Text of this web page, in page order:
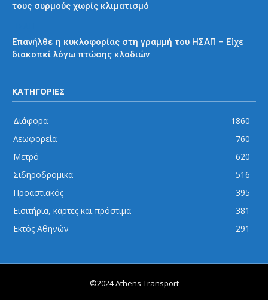
τους συρμούς χωρίς κλιματισμό
Επανήλθε η κυκλοφορίας στη γραμμή του ΗΣΑΠ – Είχε
διακοπεί λόγω πτώσης κλαδιών
ΚΑΤΗΓΟΡΙΕΣ
Διάφορα
1860
Λεωφορεία
760
Μετρό
620
Σιδηροδρομικά
516
Προαστιακός
395
Εισιτήρια, κάρτες και πρόστιμα
381
Εκτός Αθηνών
291
©2024 Athens Transport